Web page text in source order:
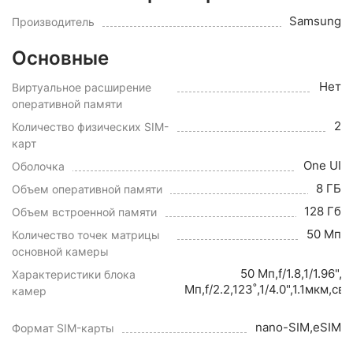
Производитель Samsung
Основные
Виртуальное расширение
оперативной памяти
Нет
Количество физических SIM-
карт
2
Оболочка One UI
Объем оперативной памяти 8 ГБ
Объем встроенной памяти 128 Гб
Количество точек матрицы
основной камеры
50 Мп
Характеристики блока
камер
50 Мп,f/1.8,1/
Мп,f/2.2,123˚,1/
Формат SIM-карты nano-SIM,eSIM